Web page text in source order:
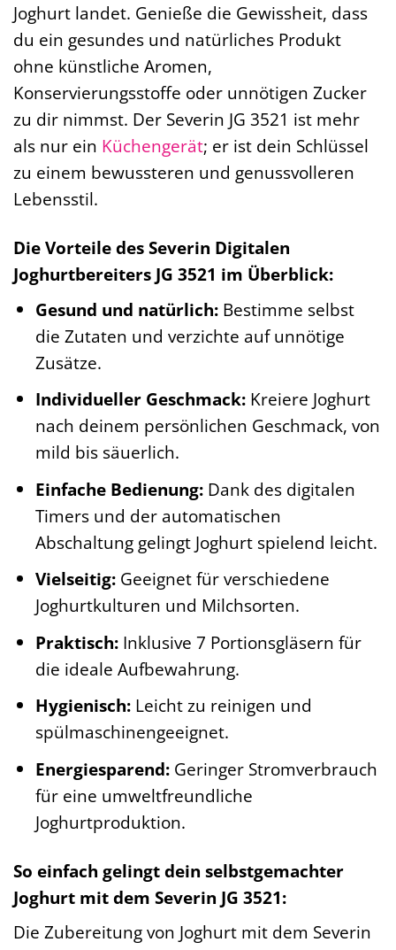
Joghurt landet. Genieße die Gewissheit, dass
du ein gesundes und natürliches Produkt
ohne künstliche Aromen,
Konservierungsstoffe oder unnötigen Zucker
zu dir nimmst. Der Severin JG 3521 ist mehr
als nur ein Küchengerät; er ist dein Schlüssel
zu einem bewussteren und genussvolleren
Lebensstil.
Die Vorteile des Severin Digitalen
Joghurtbereiters JG 3521 im Überblick:
Gesund und natürlich:Bestimme selbst
die Zutaten und verzichte auf unnötige
Zusätze.
Individueller Geschmack:Kreiere Joghurt
nach deinem persönlichen Geschmack, von
mild bis säuerlich.
Einfache Bedienung:Dank des digitalen
Timers und der automatischen
Abschaltung gelingt Joghurt spielend leicht.
Vielseitig:Geeignet für verschiedene
Joghurtkulturen und Milchsorten.
Praktisch:Inklusive 7 Portionsgläsern für
die ideale Aufbewahrung.
Hygienisch:Leicht zu reinigen und
spülmaschinengeeignet.
Energiesparend:Geringer Stromverbrauch
für eine umweltfreundliche
Joghurtproduktion.
So einfach gelingt dein selbstgemachter
Joghurt mit dem Severin JG 3521:
Die Zubereitung von Joghurt mit dem Severin